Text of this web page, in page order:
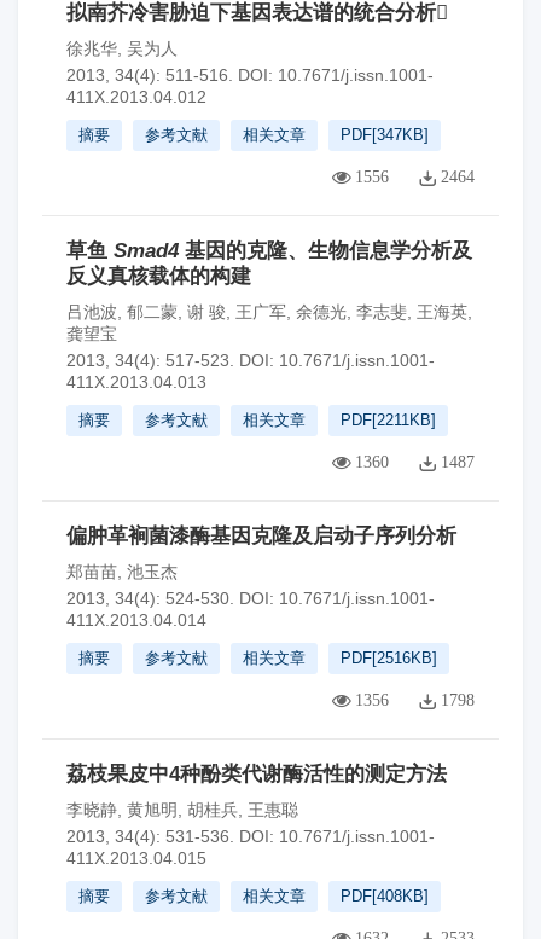
拟南芥冷害胁迫下基因表达谱的统合分析
徐兆华 吴为人
2013, 34(4): 511-516.
DOI: 10.7671/j.issn.1001-
411X.2013.04.012
摘要 参考文献 相关文章 PDF[347KB]
1556 2464
草鱼 Smad4 基因的克隆、生物信息学分析及
反义真核载体的构建
吕池波 郁二蒙 谢 骏 王广军 余德光 李志斐 王海英
龚望宝
2013, 34(4): 517-523.
DOI: 10.7671/j.issn.1001-
411X.2013.04.013
摘要 参考文献 相关文章 PDF[2211KB]
1360 1487
偏肿革裥菌漆酶基因克隆及启动子序列分析
郑苗苗 池玉杰
2013, 34(4): 524-530. DOI: 10.7671/j.issn.1001-
411X.2013.04.014
摘要 参考文献 相关文章 PDF[2516KB]
1356 1798
荔枝果皮中4种酚类代谢酶活性的测定方法
李晓静 黄旭明 胡桂兵 王惠聪
2013, 34(4): 531-536.
DOI: 10.7671/j.issn.1001-
411X.2013.04.015
摘要 参考文献 相关文章 PDF[408KB]